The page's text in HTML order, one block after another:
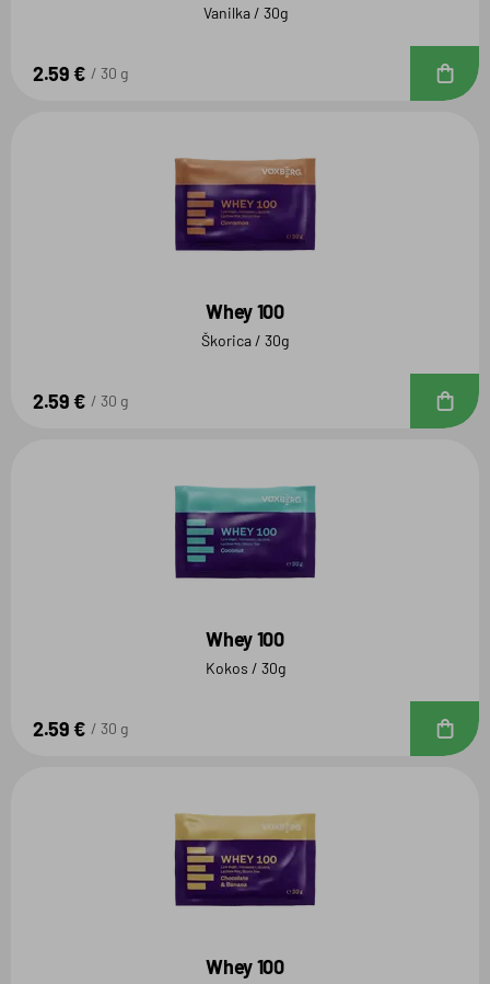
Vanilka / 30g
2.59 € 30 g
Whey 100
Škorica / 30g
2.59 € 30 g
Whey 100
Kokos / 30g
2.59 € 30 g
Whey 100